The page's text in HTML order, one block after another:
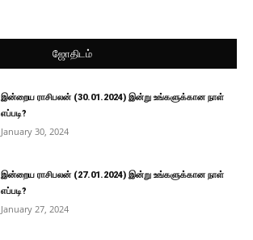
ஜோதிடம்
இன்றைய ராசிபலன் (30.01.2024) இன்று உங்களுக்கான நாள்
எப்படி?
January 30, 2024
இன்றைய ராசிபலன் (27.01.2024) இன்று உங்களுக்கான நாள்
எப்படி?
January 27, 2024